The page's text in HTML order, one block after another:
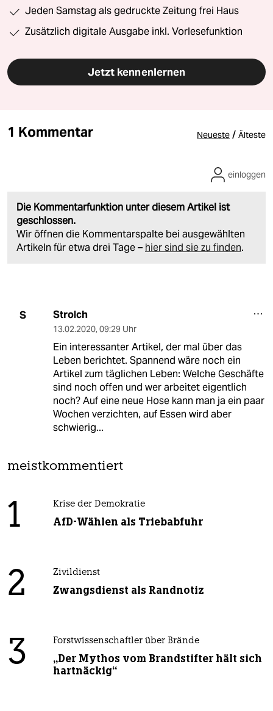
Jeden Samstag als gedruckte Zeitung frei Haus
Zusätzlich digitale Ausgabe inkl. Vorlesefunktion
Jetzt kennenlernen
1 Kommentar Neueste / Älteste
Die Kommentarfunktion unter diesem Artikel ist
geschlossen.
Wir öffnen die Kommentarspalte bei ausgewählten
Artikeln für etwa drei Tage – hier sind sie zu finden.
einloggen
S Strolch
13.02.2020, 09:29 Uhr
Ein interessanter Artikel, der mal über das
Leben berichtet. Spannend wäre noch ein
Artikel zum täglichen Leben: Welche Geschäfte
sind noch offen und wer arbeitet eigentlich
noch? Auf eine neue Hose kann man ja ein paar
Wochen verzichten, auf Essen wird aber
schwierig...
meistkommentiert
1 Krise der Demokratie
AfD-Wählen als Triebabfuhr
2 Zivildienst
Zwangsdienst als Randnotiz
3 Forstwissenschaftler über Brände
„Der Mythos vom Brandstifter hält sich
hartnäckig“